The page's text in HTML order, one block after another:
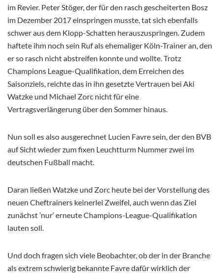
im Revier. Peter Stöger, der für den rasch gescheiterten Bosz
im Dezember 2017 einspringen musste, tat sich ebenfalls
schwer aus dem Klopp-Schatten herauszuspringen. Zudem
haftete ihm noch sein Ruf als ehemaliger Köln-Trainer an, den
er so rasch nicht abstreifen konnte und wollte. Trotz
Champions League-Qualifikation, dem Erreichen des
Saisonziels, reichte das in ihn gesetzte Vertrauen bei Aki
Watzke und Michael Zorc nicht für eine
Vertragsverlängerung über den Sommer hinaus.
Nun soll es also ausgerechnet Lucien Favre sein, der den BVB
auf Sicht wieder zum fixen Leuchtturm Nummer zwei im
deutschen Fußball macht.
Daran ließen Watzke und Zorc heute bei der Vorstellung des
neuen Cheftrainers keinerlei Zweifel, auch wenn das Ziel
zunächst ’nur‘ erneute Champions-League-Qualifikation
lauten soll.
Und doch fragen sich viele Beobachter, ob der in der Branche
als extrem schwierig bekannte Favre dafür wirklich der